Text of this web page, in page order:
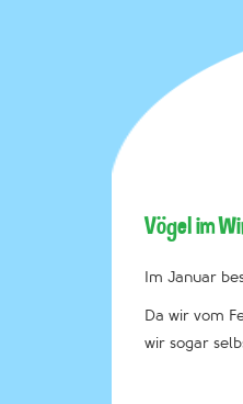
Vögel im
Im Januar
Da wir vom
wir sogar